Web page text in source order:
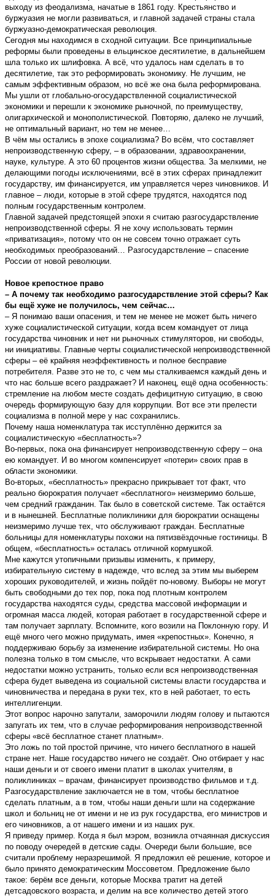
выходу из феодализма, начатые в 1861 году. Крестьянство и
буржуазия не могли развиваться, и главной задачей страны стала
буржуазно-демократическая революция.
Сегодня мы находимся в сходной ситуации. Все принципиальные
реформы были проведены в ельцинское десятилетие, в дальнейшем
шла только их шлифовка. А всё, что удалось нам сделать в то
десятилетие, так это реформировать экономику. Не лучшим, не
самым эффективным образом, но всё же она была реформирована.
Мы ушли от глобально-огосударствленной социалистической
экономики и перешли к экономике рыночной, по преимуществу,
олигархической и монополистической. Повторяю, далеко не лучший,
не оптимальный вариант, но тем не менее…
В чём мы остались в эпохе социализма? Во всём, что составляет
непроизводственную сферу, – в образовании, здравоохранении,
науке, культуре. А это 60 процентов жизни общества. За мелкими, не
делающими погоды исключениями, всё в этих сферах принадлежит
государству, им финансируется, им управляется через чиновников. И
главное – люди, которые в этой сфере трудятся, находятся под
полным государственным контролем.
Главной задачей предстоящей эпохи я считаю разгосударствление
непроизводственной сферы. Я не хочу использовать термин
«приватизация», потому что он не совсем точно отражает суть
необходимых преобразований… Разгосударствление – спасение
России от новой революции.
Новое крепостное право
– А почему так необходимо разгосударствление этой сферы? Как
бы ещё хуже не получилось, чем сейчас…
– Я понимаю ваши опасения, и тем не менее не может быть ничего
хуже социалистической ситуации, когда всем командует от лица
государства чиновник и нет ни рыночных стимуляторов, ни свободы,
ни инициативы. Главные черты социалистической непроизводственной
сферы – её крайняя неэффективность и полное бесправие
потребителя. Разве это не то, с чем мы сталкиваемся каждый день и
что нас больше всего раздражает? И наконец, ещё одна особенность:
стремление на любом месте создать дефицитную ситуацию, в свою
очередь формирующую базу для коррупции. Вот все эти прелести
социализма в полной мере у нас сохранились.
Почему наша номенклатура так исступлённо держится за
социалистическую «бесплатность»?
Во-первых, пока она финансирует непроизводственную сферу – она
ею командует. И во многом компенсирует «потери» своих прав в
области экономики.
Во-вторых, «бесплатность» прекрасно прикрывает тот факт, что
реально бюрократия получает «бесплатного» неизмеримо больше,
чем средний гражданин. Так было в советской системе. Так остаётся
и в нынешней. Бесплатные поликлиники для бюрократии оснащены
неизмеримо лучше тех, что обслуживают граждан. Бесплатные
больницы для номенклатуры похожи на пятизвёздочные гостиницы. В
общем, «бесплатность» осталась отличной кормушкой.
Мне кажутся утопичными призывы изменить, к примеру,
избирательную систему в надежде, что вслед за этим мы выберем
хороших руководителей, и жизнь пойдёт по-новому. Выборы не могут
быть свободными до тех пор, пока под плотным контролем
государства находятся суды, средства массовой информации и
огромная масса людей, которая работает в государственной сфере и
там получает зарплату. Вспомните, кого возили на Поклонную гору. И
ещё много чего можно придумать, имея «крепостных». Конечно, я
поддерживаю борьбу за изменение избирательной системы. Но она
полезна только в том смысле, что вскрывает недостатки. А сами
недостатки можно устранить, только если вся непроизводственная
сфера будет выведена из социальной системы власти государства и
чиновничества и передана в руки тех, кто в ней работает, то есть
интеллигенции.
Этот вопрос нарочно запутали, заморочили людям голову и пытаются
запугать их тем, что в случае реформирования непроизводственной
сферы «всё бесплатное станет платным».
Это ложь по той простой причине, что ничего бесплатного в нашей
стране нет. Наше государство ничего не создаёт. Оно отбирает у нас
наши деньги и от своего имени платит в школах учителям, в
поликлиниках – врачам, финансирует производство фильмов и т.д.
Разгосударствление заключается не в том, чтобы бесплатное
сделать платным, а в том, чтобы наши деньги шли на содержание
школ и больниц не от имени и не из рук государства, его министров и
его чиновников, а от нашего имени и из наших рук.
Я приведу пример. Когда я был мэром, возникла отчаянная дискуссия
по поводу очередей в детские сады. Очереди были большие, все
считали проблему неразрешимой. Я предложил её решение, которое и
было принято демократическим Моссоветом. Предложение было
такое: берём все деньги, которые Москва тратит на детей
детсадовского возраста, и делим на все количество детей этого